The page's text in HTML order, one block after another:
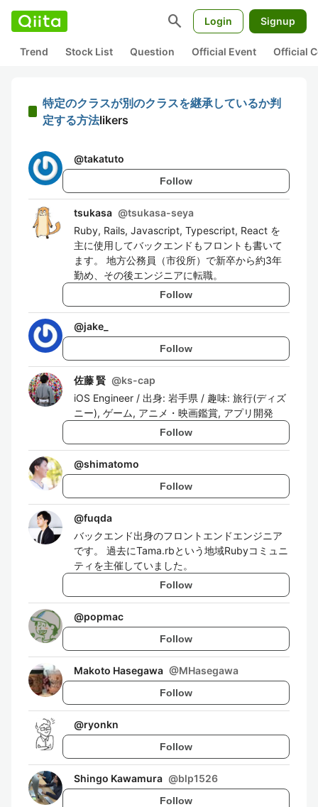
search Login Signup
Trend Stock List Question Official Event Official
特定のクラスが別のクラスを継承しているか判
定する方法likers
@takatuto
Follow
tsukasa @tsukasa-seya
Ruby, Rails, Javascript, Typescript, React を
主に使用してバックエンドもフロントも書いて
ます。 地方公務員（市役所）で新卒から約3年
勤め、その後エンジニアに転職。
Follow
@jake_
Follow
佐藤 賢 @ks-cap
iOS Engineer / 出身: 岩手県 / 趣味: 旅行(ディズ
ニー), ゲーム, アニメ・映画鑑賞, アプリ開発
Follow
@shimatomo
Follow
@fuqda
バックエンド出身のフロントエンドエンジニア
です。 過去にTama.rbという地域Rubyコミュニ
ティを主催していました。
Follow
@popmac
Follow
Makoto Hasegawa @MHasegawa
Follow
@ryonkn
Follow
Shingo Kawamura @blp1526
Follow